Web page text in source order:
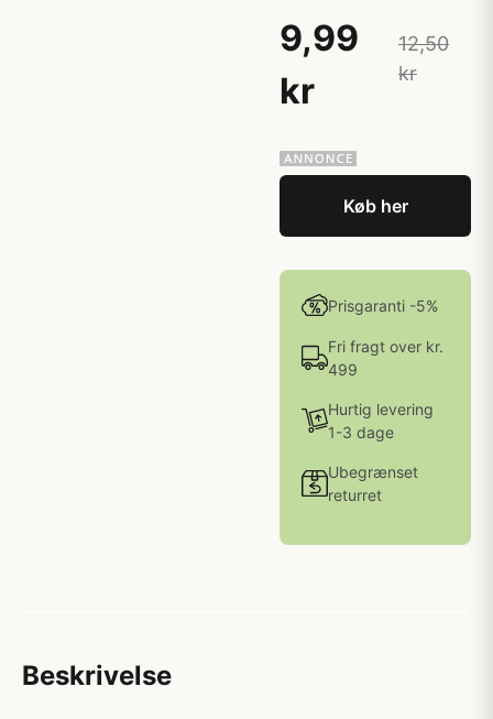
9,99
kr
12,50
kr
Køb her
Prisgaranti -5%
Fri fragt over kr.
499
Hurtig levering
1-3 dage
Ubegrænset
returret
Beskrivelse